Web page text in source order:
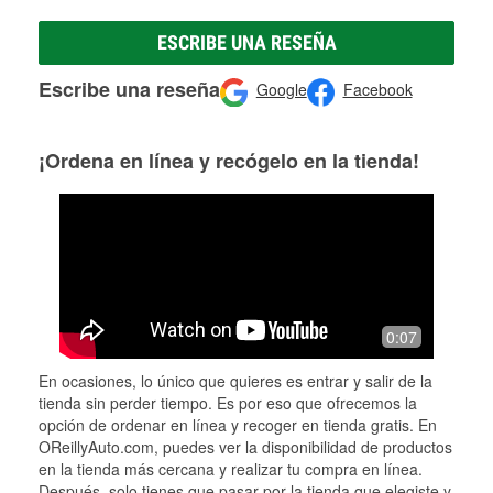
ESCRIBE UNA RESEÑA
Escribe una reseña Google Facebook
¡Ordena en línea y recógelo en la tienda!
0:07
En ocasiones, lo único que quieres es entrar y salir de la
tienda sin perder tiempo. Es por eso que ofrecemos la
opción de ordenar en línea y recoger en tienda gratis. En
OReillyAuto.com, puedes ver la disponibilidad de productos
en la tienda más cercana y realizar tu compra en línea.